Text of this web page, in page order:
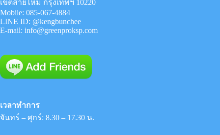
เขตสายไหม กรุงเทพฯ 10220
Mobile: 085-067-4884
LINE ID: @kengbunchee
E-mail: info@greenproksp.com
เวลาทำการ
จันทร์ – ศุกร์: 8.30 – 17.30 น.